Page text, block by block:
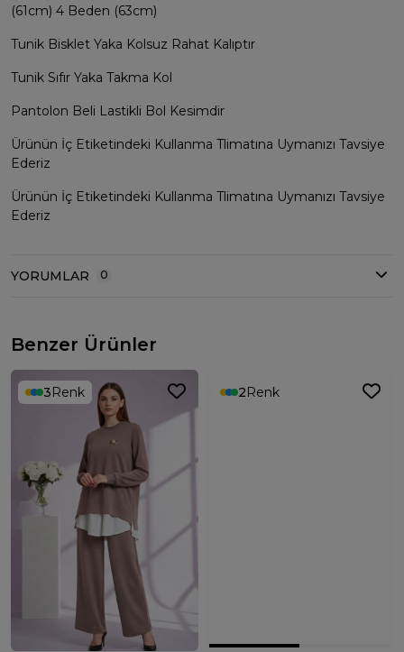
(61cm) 4 Beden (63cm)
Tunik Bisklet Yaka Kolsuz Rahat Kalıptır
Tunik Sıfır Yaka Takma Kol
Pantolon Beli Lastikli Bol Kesimdir
Ürünün İç Etiketindeki Kullanma Tlimatına Uymanızı Tavsiye
Ederiz
Ürünün İç Etiketindeki Kullanma Tlimatına Uymanızı Tavsiye
Ederiz
YORUMLAR 0
Benzer Ürünler
3Renk 2Renk